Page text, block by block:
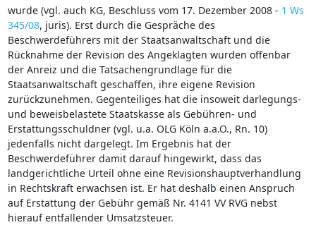
wurde (vgl. auch KG, Beschluss vom 17. Dezember 2008 - 1 Ws
345/08, juris). Erst durch die Gespräche des
Beschwerdeführers mit der Staatsanwaltschaft und die
Rücknahme der Revision des Angeklagten wurden offenbar
der Anreiz und die Tatsachengrundlage für die
Staatsanwaltschaft geschaffen, ihre eigene Revision
zurückzunehmen. Gegenteiliges hat die insoweit darlegungs-
und beweisbelastete Staatskasse als Gebühren- und
Erstattungsschuldner (vgl. u.a. OLG Köln a.a.O., Rn. 10)
jedenfalls nicht dargelegt. Im Ergebnis hat der
Beschwerdeführer damit darauf hingewirkt, dass das
landgerichtliche Urteil ohne eine Revisionshauptverhandlung
in Rechtskraft erwachsen ist. Er hat deshalb einen Anspruch
auf Erstattung der Gebühr gemäß Nr. 4141 VV RVG nebst
hierauf entfallender Umsatzsteuer.